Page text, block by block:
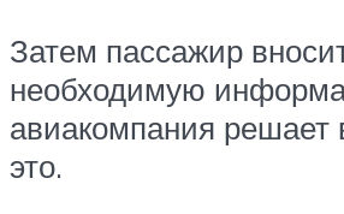
Затем пассажир
необходимую
авиакомпания решает
это.